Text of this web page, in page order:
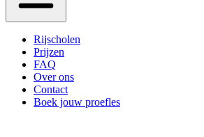
Rijscholen
Prijzen
FAQ
Over ons
Contact
Boek jouw proefles